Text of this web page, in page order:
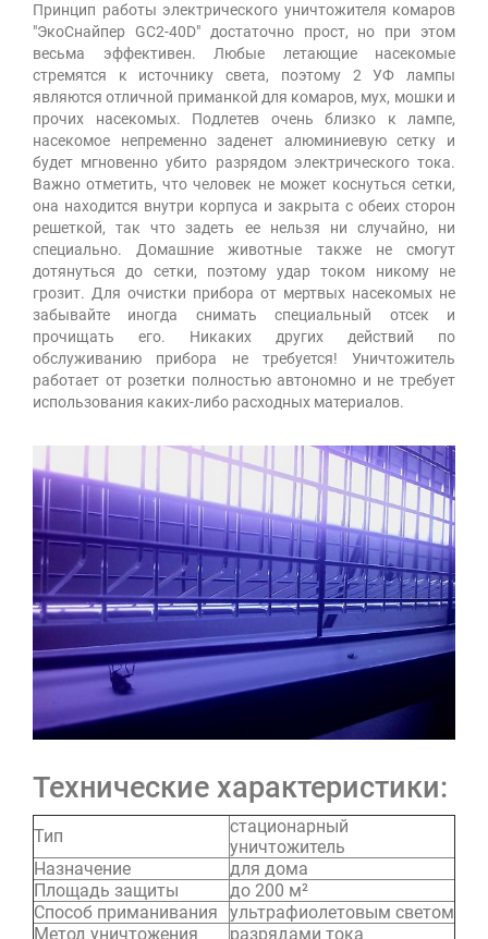
Принцип работы электрического уничтожителя комаров
"ЭкоСнайпер GC2-40D" достаточно прост, но при этом
весьма эффективен. Любые летающие насекомые
стремятся к источнику света, поэтому 2 УФ лампы
являются отличной приманкой для комаров, мух, мошки и
прочих насекомых. Подлетев очень близко к лампе,
насекомое непременно заденет алюминиевую сетку и
будет мгновенно убито разрядом электрического тока.
Важно отметить, что человек не может коснуться сетки,
она находится внутри корпуса и закрыта с обеих сторон
решеткой, так что задеть ее нельзя ни случайно, ни
специально. Домашние животные также не смогут
дотянуться до сетки, поэтому удар током никому не
грозит. Для очистки прибора от мертвых насекомых не
забывайте иногда снимать специальный отсек и
прочищать его. Никаких других действий по
обслуживанию прибора не требуется! Уничтожитель
работает от розетки полностью автономно и не требует
использования каких-либо расходных материалов.
Технические характеристики:
Тип
стационарный
уничтожитель
Назначение
для дома
Площадь защиты
до 200 м²
Способ приманивания
ультрафиолетовым светом
Метод уничтожения
разрядами тока